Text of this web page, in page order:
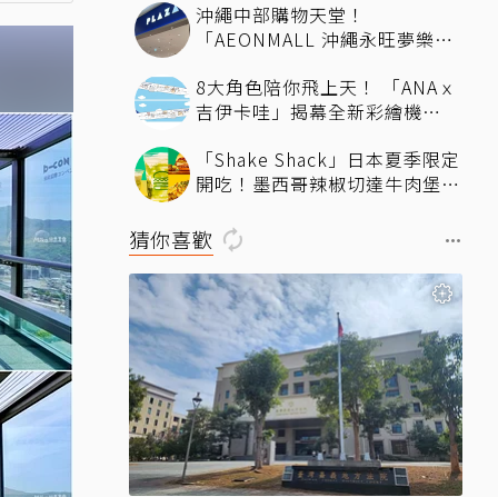
沖繩中部購物天堂！
「AEONMALL 沖繩永旺夢樂
8大角色陪你飛上天！ 「ANAｘ
吉伊卡哇」揭幕全新彩繪機
「Shake Shack」日本夏季限定
開吃！墨西哥辣椒切達牛肉堡、
猜你喜歡